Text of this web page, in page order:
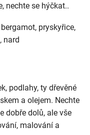
nechte se hýčkat..
pryskyřice,
nard
podlahy, ty dřevěné
a olejem. Nechte
dobře dolů, ale vše
malování a